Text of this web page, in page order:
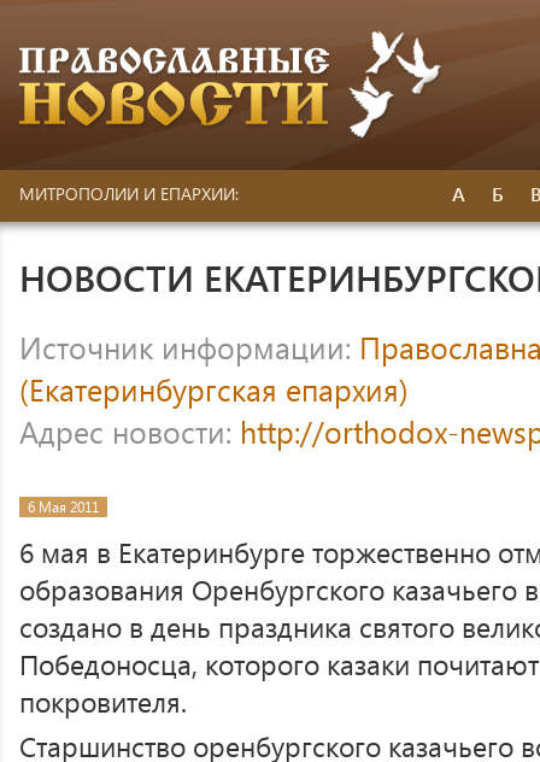
МИТРОПОЛИИ И ЕПАРХИИ: А Б
НОВОСТИ
Источник информации:
(Екатеринбургская епархия)
Адрес новости: http://orthodox-
6 Мая 2011
6 мая в Екатеринбурге торжественно
образования Оренбургского казачьего
создано в день праздника святого
Победоносца, которого казаки
покровителя.
Старшинство оренбургского казачьего